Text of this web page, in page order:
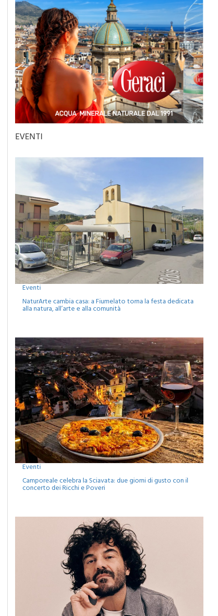
Eventi
NaturArte cambia casa: a Fiumelato torna la festa dedicata
Eventi
Camporeale celebra la Sciavata: due giorni di gusto con il